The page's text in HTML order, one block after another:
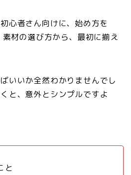
心者さん向けに、始め方を
材の選び方から、最初に揃え
いいか全然わかりませんでし
と、意外とシンプルですよ
と